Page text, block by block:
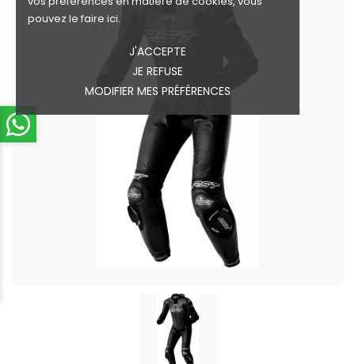
pouvez le faire ici.
J'ACCEPTE
JE REFUSE
MODIFIER MES PRÉFÉRENCES